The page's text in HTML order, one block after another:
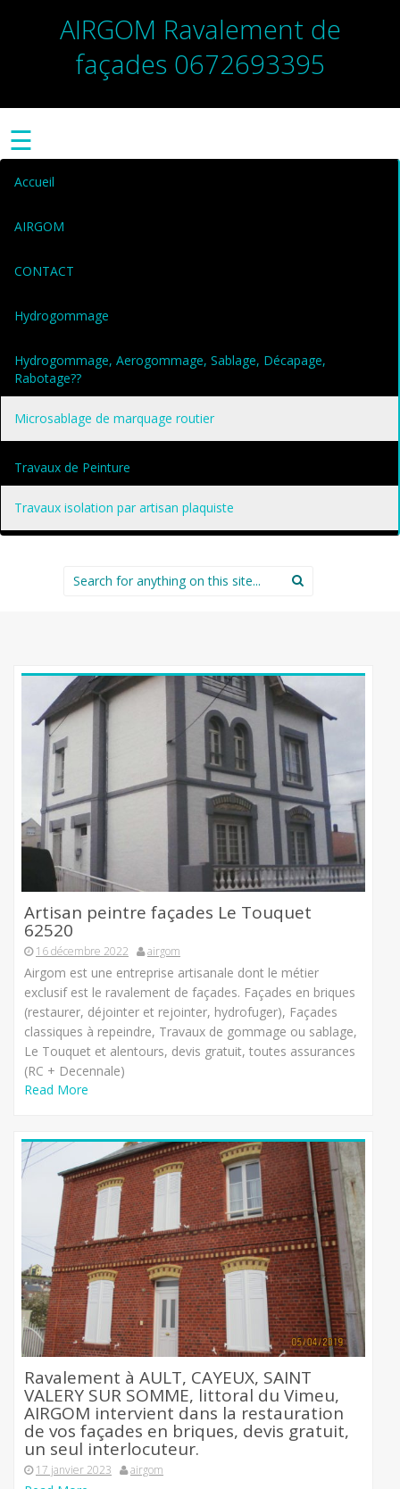
AIRGOM Ravalement de
façades 0672693395
☰
Accueil
AIRGOM
CONTACT
Hydrogommage
Hydrogommage, Aerogommage, Sablage, Décapage,
Rabotage??
Microsablage de marquage routier
Travaux de Peinture
Travaux isolation par artisan plaquiste
Search
for:
Artisan peintre façades Le Touquet
62520
16 décembre 2022 airgom
Airgom est une entreprise artisanale dont le métier
exclusif est le ravalement de façades. Façades en briques
(restaurer, déjointer et rejointer, hydrofuger), Façades
classiques à repeindre, Travaux de gommage ou sablage,
Le Touquet et alentours, devis gratuit, toutes assurances
(RC + Decennale)
Read More
Ravalement à AULT, CAYEUX, SAINT
VALERY SUR SOMME, littoral du Vimeu,
AIRGOM intervient dans la restauration
de vos façades en briques, devis gratuit,
un seul interlocuteur.
17 janvier 2023 airgom